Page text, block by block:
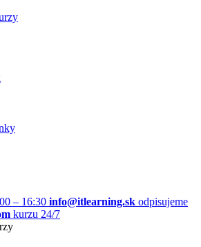
– 16:30 info@itlearning.sk odpisujeme
kurzu 24/7